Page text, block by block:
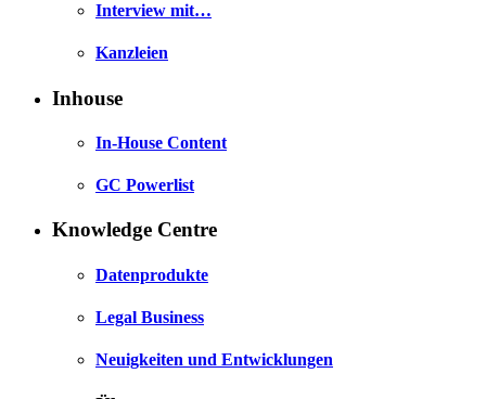
Interview mit…
Kanzleien
Inhouse
In-House Content
GC Powerlist
Knowledge Centre
Datenprodukte
Legal Business
Neuigkeiten und Entwicklungen